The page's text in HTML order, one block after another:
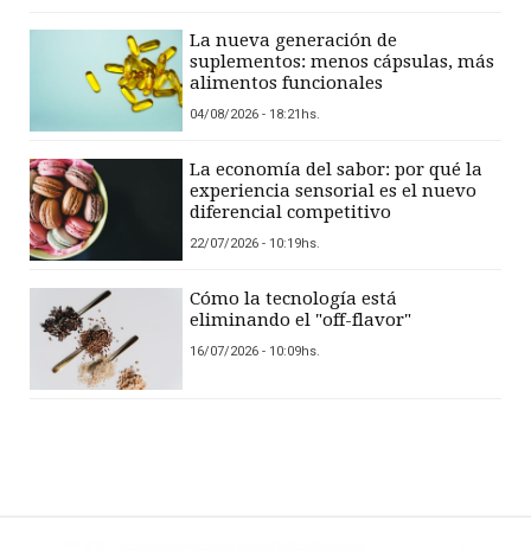
La nueva generación de
suplementos: menos cápsulas, más
alimentos funcionales
04/08/2026 - 18:21hs.
La economía del sabor: por qué la
experiencia sensorial es el nuevo
diferencial competitivo
22/07/2026 - 10:19hs.
Cómo la tecnología está
eliminando el "off-flavor"
16/07/2026 - 10:09hs.